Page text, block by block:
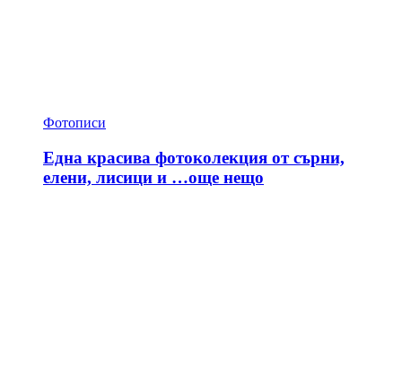
Фотописи
Една красива фотоколекция от сърни,
елени, лисици и …още нещо